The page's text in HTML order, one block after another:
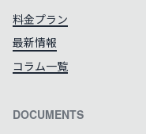
料金プラン
最新情報
コラム一覧
DOCUMENTS